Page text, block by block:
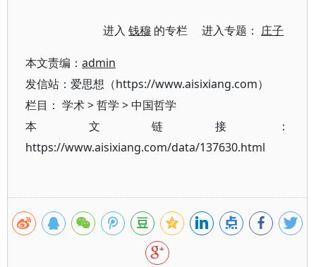
进入钱穆 的专栏 进入专题： 庄子
本文责编： admin
发信站：爱思想（https://www.aisixiang.com）
栏目： 学术>哲学 >中国哲学
本文链接：
https://www.aisixiang.com/data/137630.html